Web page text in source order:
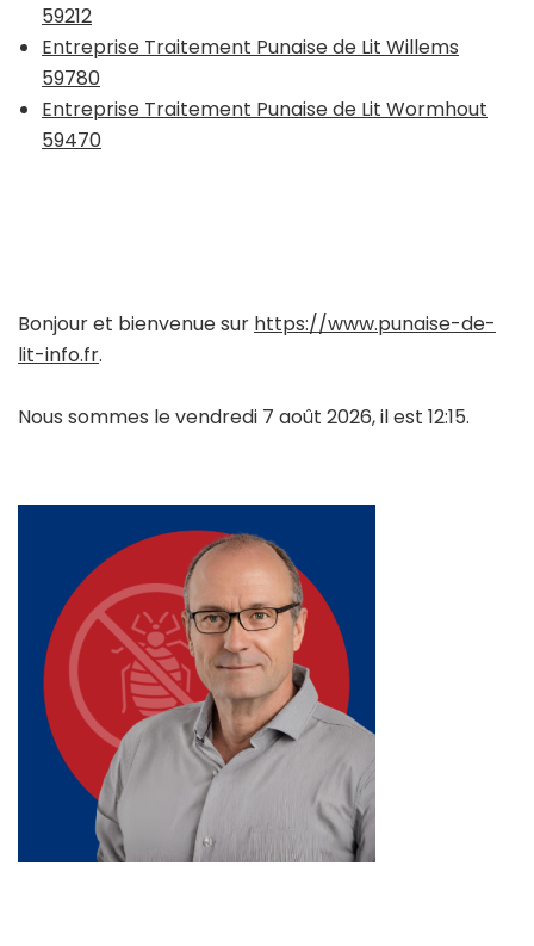
59212
Entreprise Traitement Punaise de Lit Willems
59780
Entreprise Traitement Punaise de Lit Wormhout
59470
Bonjour et bienvenue sur https://www.punaise-de-
lit-info.fr.
Nous sommes le vendredi 7 août 2026, il est 12:15.